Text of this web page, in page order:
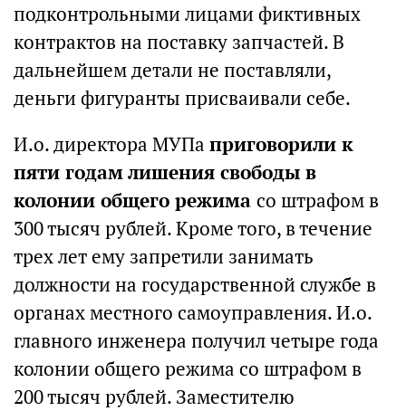
подконтрольными лицами фиктивных
контрактов на поставку запчастей. В
дальнейшем детали не поставляли,
деньги фигуранты присваивали себе.
И.о. директора МУПа приговорили к
пяти годам лишения свободы в
колонии общего режима со штрафом в
300 тысяч рублей. Кроме того, в течение
трех лет ему запретили занимать
должности на государственной службе в
органах местного самоуправления. И.о.
главного инженера получил четыре года
колонии общего режима со штрафом в
200 тысяч рублей. Заместителю